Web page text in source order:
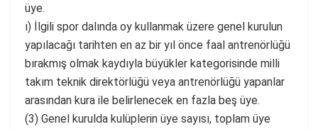
üye.
ı) İlgili spor dalında oy kullanmak üzere genel kurulun
yapılacağı tarihten en az bir yıl önce faal antrenörlüğü
bırakmış olmak kaydıyla büyükler kategorisinde milli
takım teknik direktörlüğü veya antrenörlüğü yapanlar
arasından kura ile belirlenecek en fazla beş üye.
(3) Genel kurulda kulüplerin üye sayısı, toplam üye